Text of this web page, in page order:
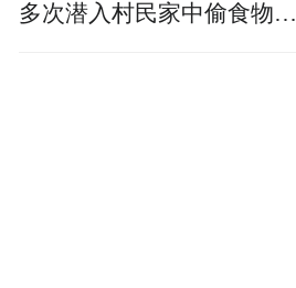
多次潜入村民家中偷食物被